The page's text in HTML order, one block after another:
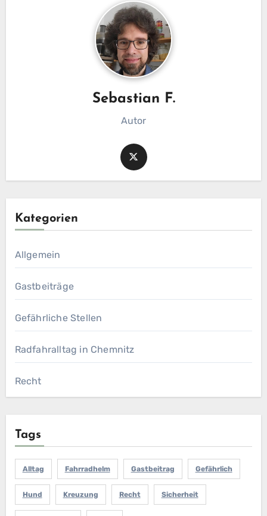
Sebastian F.
Autor
Kategorien
Allgemein
Gastbeiträge
Gefährliche Stellen
Radfahralltag in Chemnitz
Recht
Tags
Alltag Fahrradhelm Gastbeitrag Gefährlich
Hund Kreuzung Recht Sicherheit